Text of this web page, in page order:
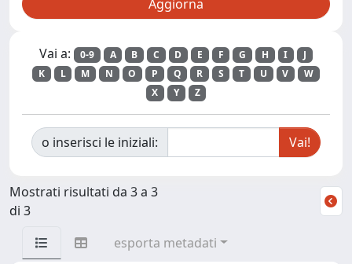
Vai a: 0-9 A B C D E F G H I
J
K
L M N O P Q R S T U V
W
X
Y Z
o inserisci le iniziali:
Mostrati risultati da 3 a 3
di 3
esporta metadati